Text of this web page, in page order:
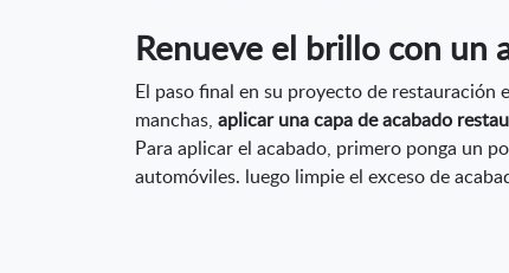
Renueve el brillo con un
El paso final en su proyecto de restauración
manchas, aplicar una capa de acabado
Para aplicar el acabado, primero ponga un
automóviles. luego limpie el exceso de